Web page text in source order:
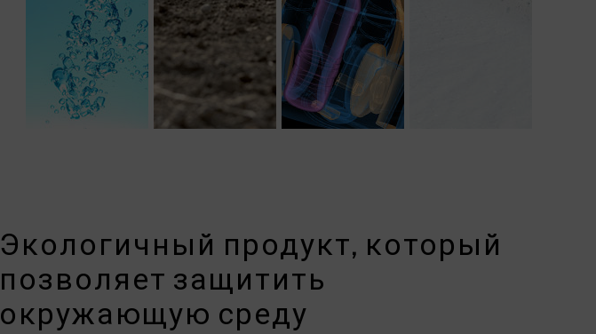
Экологичный продукт, который
позволяет защитить
окружающую среду